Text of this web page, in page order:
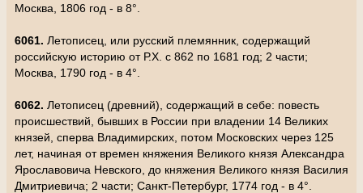
Москва, 1806 год - в 8°.
6061. Летописец, или русский племянник, содержащий
российскую историю от Р.Х. с 862 по 1681 год; 2 части;
Москва, 1790 год - в 4°.
6062. Летописец (древний), содержащий в себе: повесть
происшествий, бывших в России при владении 14 Великих
князей, сперва Владимирских, потом Московских через 125
лет, начиная от времен княжения Великого князя Александра
Ярославовича Невского, до княжения Великого князя Василия
Дмитриевича; 2 части; Санкт-Петербург, 1774 год - в 4°.